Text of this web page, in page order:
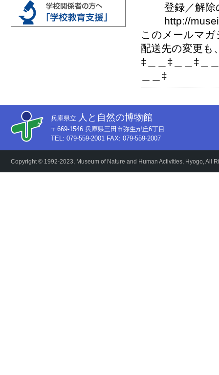
登録／解除
http://
このメールマ
配送先の変更も
‡＿＿‡＿＿‡＿
＿＿‡
兵庫県立 人と自然の博物館
〒669-1546 兵庫県三田市弥生が丘6丁目
TEL: 079-559-2001 FAX: 079-559-2007
Copyright © 1992-2023, Museum of Nature and Human Activities, Hyogo, All